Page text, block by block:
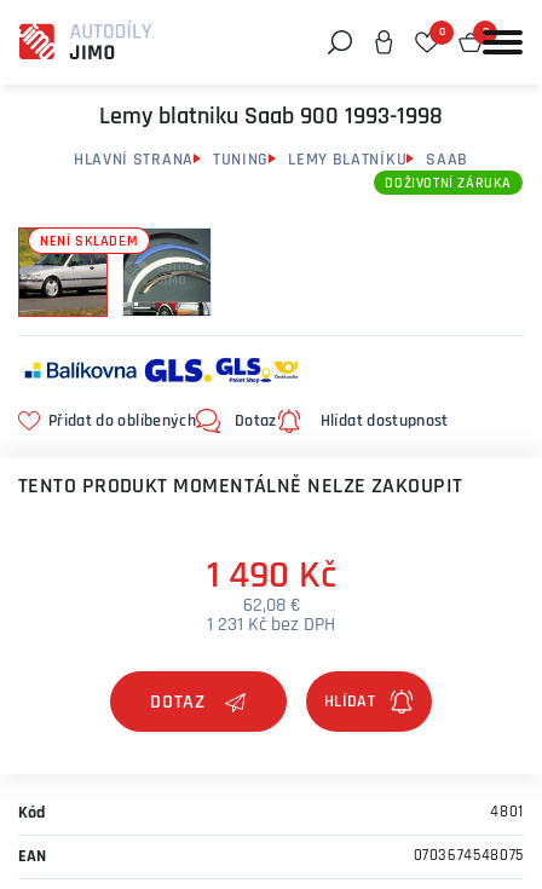
0 0
Lemy blatniku Saab 900 1993-1998
HLAVNÍ STRANA TUNING LEMY BLATNÍKU SAAB
NENÍ SKLADEM
DOŽIVOTNÍ ZÁRUKA
Přidat do oblíbených Dotaz Hlídat dostupnost
TENTO PRODUKT MOMENTÁLNĚ NELZE ZAKOUPIT
1 490 Kč
62,08 €
1 231 Kč bez DPH
DOTAZ
Kód 4801
EAN 0703674548075
Můžeme vám pomoci něco najít?